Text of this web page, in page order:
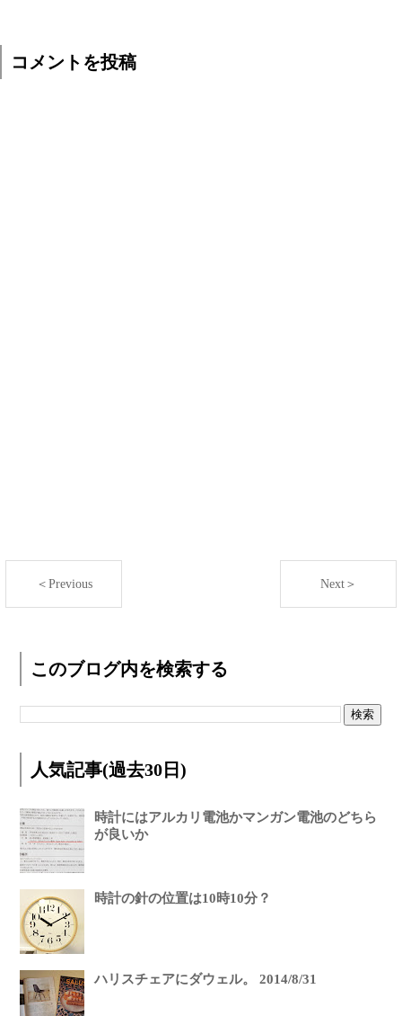
コメントを投稿
＜Previous Next＞
このブログ内を検索する
人気記事(過去30日)
時計にはアルカリ電池かマンガン電池のどちら
が良いか
時計の針の位置は10時10分？
ハリスチェアにダウェル。 2014/8/31